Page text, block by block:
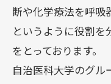
病院案内
病院情報
断や化学療法を呼吸
というように役割
をとっております。
自治医科大学のグル